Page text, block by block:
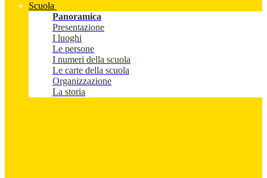
Scuola
Panoramica
Presentazione
I luoghi
Le persone
I numeri della scuola
Le carte della scuola
Organizzazione
La storia